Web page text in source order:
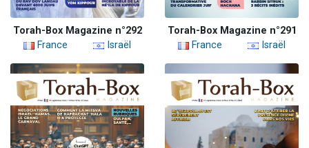
Torah-Box Magazine n°292
France
Israël
Torah-Box Magazine n°291
France
Israël